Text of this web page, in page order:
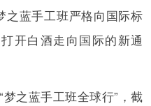
之蓝手工班严格向国际标
开白酒走向国际的新通
之蓝手工班全球行”，截